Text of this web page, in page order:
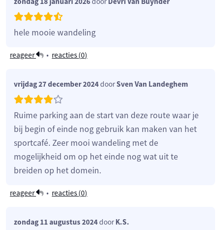
hele mooie wandeling
reageer • reacties (0)
vrijdag 27 december 2024doorSven Van Landeghem
Ruime parking aan de start van deze route waar je
bij begin of einde nog gebruik kan maken van het
sportcafé. Zeer mooi wandeling met de
mogelijkheid om op het einde nog wat uit te
breiden op het domein.
reageer • reacties (0)
zondag 11 augustus 2024doorK.S.